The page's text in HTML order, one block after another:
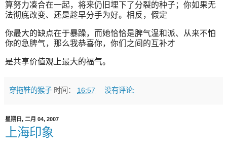
算努力凑合在一起，将来仍旧埋下了分裂的种子；你如果无
法彻底改变、还是趁早分手为好。相反，假定
你最大的缺点在于暴躁，而她恰恰是脾气温和派、从来不怕
你的急脾气，那么我恭喜你，你们之间的互补才
是共享价值观上最大的福气。
穿拖鞋的猴子 时间： 16:57 没有评论:
星期日, 二月 04, 2007
上海印象